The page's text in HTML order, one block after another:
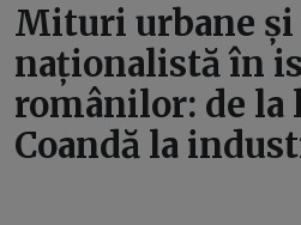
Mituri urbane și
naționalistă în
românilor: de la
Coandă la